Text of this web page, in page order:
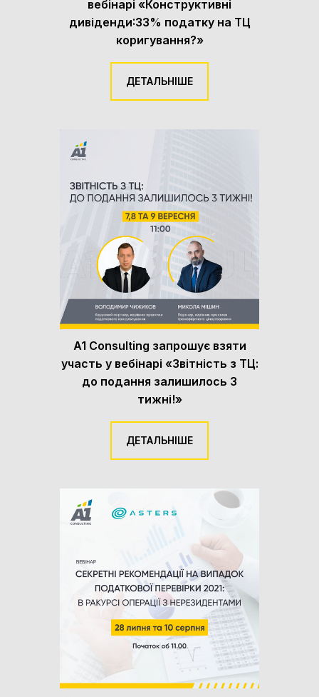
вебінарі «Конструктивні
дивіденди:33% податку на ТЦ
коригування?»
ДЕТАЛЬНІШЕ
A1 Consulting запрошує взяти
участь у вебінарі «Звітність з ТЦ:
до подання залишилось 3
тижні!»
ДЕТАЛЬНІШЕ